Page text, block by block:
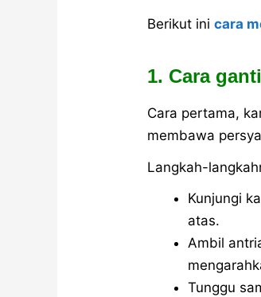
Berikut inicara
1. Cara
Cara pertama,
membawa
Langkah-
Kunjungi
atas.
Ambil
Tunggu